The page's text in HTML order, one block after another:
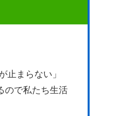
止まらない」
ので私たち生活